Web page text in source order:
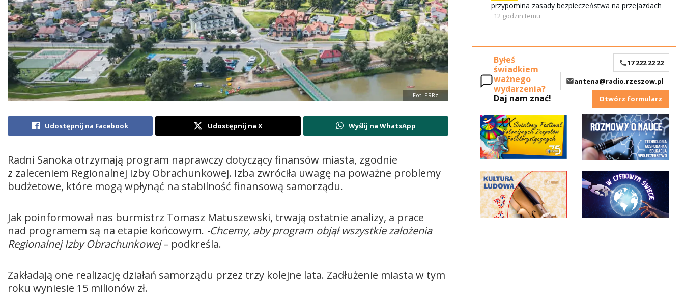
Fot. PRRz
Udostępnij na Facebook Udostępnij na X Wyślij na WhatsApp
Radni Sanoka otrzymają program naprawczy dotyczący finansów miasta, zgodnie
z zaleceniem Regionalnej Izby Obrachunkowej. Izba zwróciła uwagę na poważne problemy
budżetowe, które mogą wpłynąć na stabilność finansową samorządu.
Jak poinformował nas burmistrz Tomasz Matuszewski, trwają ostatnie analizy, a prace
nad programem są na etapie końcowym. -Chcemy, aby program objął wszystkie założenia
Regionalnej Izby Obrachunkowej– podkreśla.
Zakładają one realizację działań samorządu przez trzy kolejne lata. Zadłużenie miasta w tym
roku wyniesie 15 milionów zł.
przypomina zasady bezpieczeństwa na przejazdach
12 godzin temu
Byłeś
świadkiem
ważnego
wydarzenia?
Daj nam znać!
17 222 22 22
antena@radio.rzeszow.pl
Otwórz formularz